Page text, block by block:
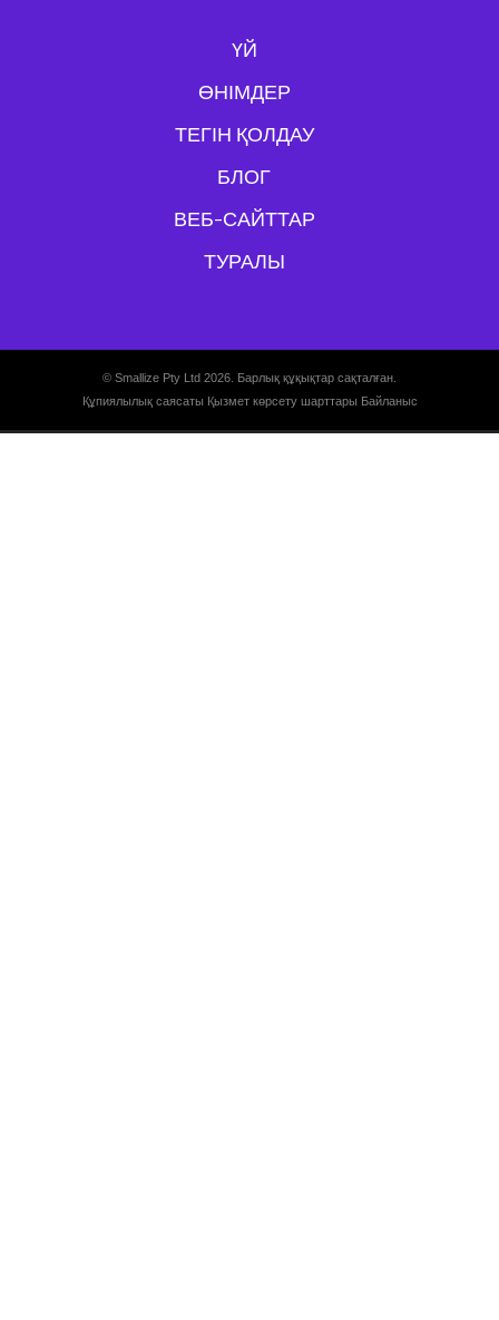
ҮЙ
ӨНІМДЕР
ТЕГІН ҚОЛДАУ
БЛОГ
ВЕБ-САЙТТАР
ТУРАЛЫ
© Smallize Pty Ltd 2026. Барлық құқықтар сақталған.
Құпиялылық саясаты Қызмет көрсету шарттары Байланыс